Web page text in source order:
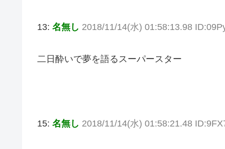
13: 名無し 2018/11/14(水) 01:58:13.98
二日酔いで夢を語るスーパースター
15: 名無し 2018/11/14(水) 01:58:21.48